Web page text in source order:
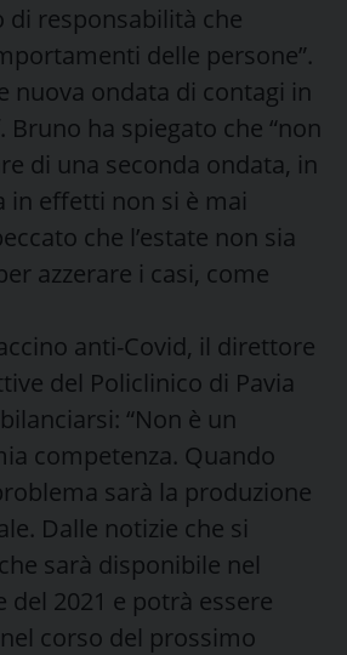
di responsabilità che
delle persone”.
nuova ondata di contagi in
ha spiegato che “non
di una seconda ondata, in
in effetti non si è mai
che l’estate non sia
azzerare i casi, come
anti-Covid, il direttore
del Policlinico di Pavia
“Non è un
competenza. Quando
sarà la produzione
Dalle notizie che si
sarà disponibile nel
2021 e potrà essere
corso del prossimo